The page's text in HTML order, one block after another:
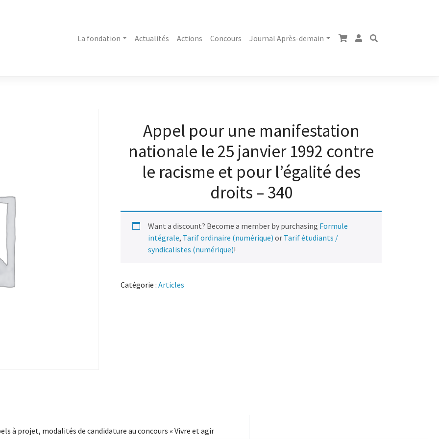
La fondation Actualités Actions Concours Journal Après-demain
Appel pour une manifestation
nationale le 25 janvier 1992 contre
le racisme et pour l’égalité des
droits – 340
Want a discount? Become a member by purchasing Formule
intégrale, Tarif ordinaire (numérique) or Tarif étudiants /
syndicalistes (numérique)!
Catégorie :Articles
à projet, modalités de candidature au concours « Vivre et agir